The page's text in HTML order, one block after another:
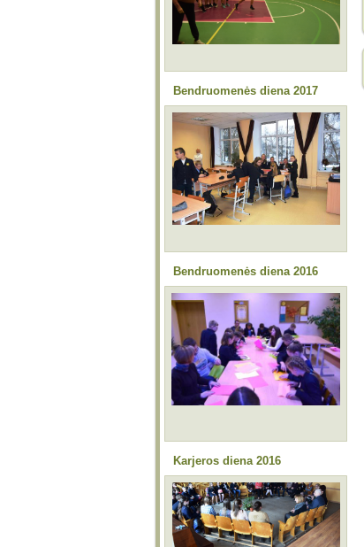
Bendruomenės diena 2017
Bendruomenės diena 2016
Karjeros diena 2016